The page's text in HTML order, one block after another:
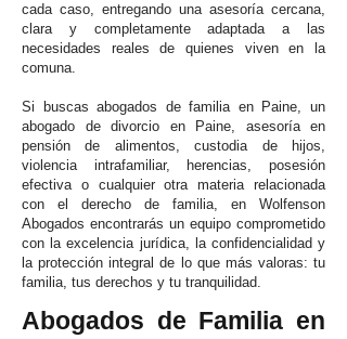
cada caso, entregando una asesoría cercana,
clara y completamente adaptada a las
necesidades reales de quienes viven en la
comuna.
Si buscas abogados de familia en Paine, un
abogado de divorcio en Paine, asesoría en
pensión de alimentos, custodia de hijos,
violencia intrafamiliar, herencias, posesión
efectiva o cualquier otra materia relacionada
con el derecho de familia, en Wolfenson
Abogados encontrarás un equipo comprometido
con la excelencia jurídica, la confidencialidad y
la protección integral de lo que más valoras: tu
familia, tus derechos y tu tranquilidad.
Abogados de Familia en